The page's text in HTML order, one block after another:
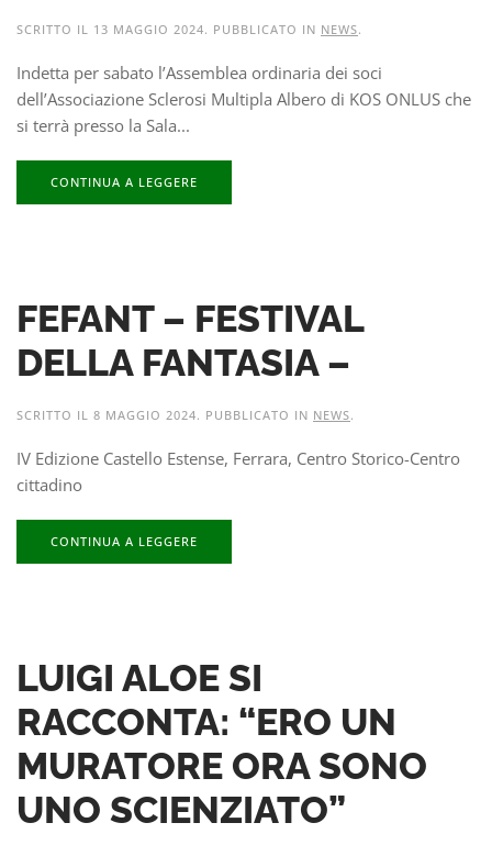
SCRITTO IL 13 MAGGIO 2024. PUBBLICATO IN NEWS.
Indetta per sabato l’Assemblea ordinaria dei soci
dell’Associazione Sclerosi Multipla Albero di KOS ONLUS che
si terrà presso la Sala...
CONTINUA A LEGGERE
FEFANT – FESTIVAL
DELLA FANTASIA –
SCRITTO IL 8 MAGGIO 2024. PUBBLICATO IN NEWS.
IV Edizione Castello Estense, Ferrara, Centro Storico-Centro
cittadino
CONTINUA A LEGGERE
LUIGI ALOE SI
RACCONTA: “ERO UN
MURATORE ORA SONO
UNO SCIENZIATO”